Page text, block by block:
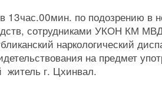
по подозрению в
сотрудниками УКОН КМ
наркологический
на предмет
житель г. Цхинвал.